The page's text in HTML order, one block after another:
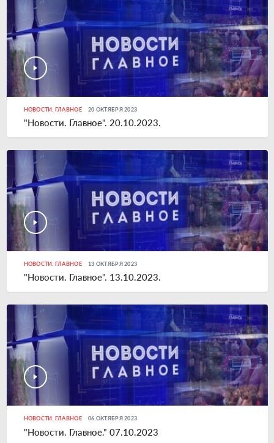
НОВОСТИ. ГЛАВНОЕ 20 ОКТЯБРЯ 2023
"Новости. Главное". 20.10.2023.
НОВОСТИ. ГЛАВНОЕ 13 ОКТЯБРЯ 2023
"Новости. Главное". 13.10.2023.
НОВОСТИ. ГЛАВНОЕ 06 ОКТЯБРЯ 2023
"Новости. Главное." 07.10.2023